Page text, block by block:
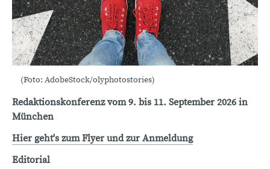
(Foto: AdobeStock/olyphotostories)
Redaktionskonferenz vom 9. bis 11. September 2026 in
München
Hier geht's zum Flyer und zur Anmeldung
Editorial